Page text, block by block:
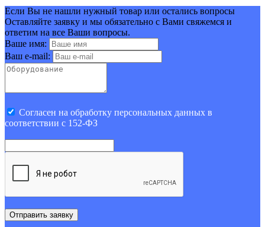
Если Вы не нашли нужный товар или остались вопросы
Оставляйте заявку и мы обязательно с Вами свяжемся и
ответим на все Ваши вопросы.
Ваше имя:
Ваш e-mail:
Cогласен на обработку персональных данных в
соответствии с 152-ФЗ
Отправить заявку